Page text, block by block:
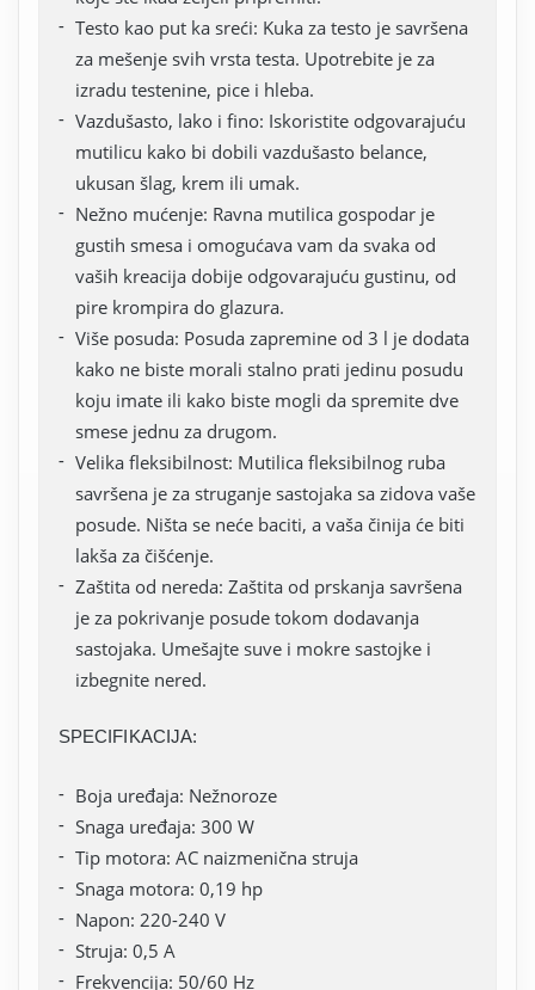
Testo kao put ka sreći: Kuka za testo je savršena
za mešenje svih vrsta testa. Upotrebite je za
izradu testenine, pice i hleba.
Vazdušasto, lako i fino: Iskoristite odgovarajuću
mutilicu kako bi dobili vazdušasto belance,
ukusan šlag, krem ili umak.
Nežno mućenje: Ravna mutilica gospodar je
gustih smesa i omogućava vam da svaka od
vaših kreacija dobije odgovarajuću gustinu, od
pire krompira do glazura.
Više posuda: Posuda zapremine od 3 l je dodata
kako ne biste morali stalno prati jedinu posudu
koju imate ili kako biste mogli da spremite dve
smese jednu za drugom.
Velika fleksibilnost: Mutilica fleksibilnog ruba
savršena je za struganje sastojaka sa zidova vaše
posude. Ništa se neće baciti, a vaša činija će biti
lakša za čišćenje.
Zaštita od nereda: Zaštita od prskanja savršena
je za pokrivanje posude tokom dodavanja
sastojaka. Umešajte suve i mokre sastojke i
izbegnite nered.
SPECIFIKACIJA:
Boja uređaja: Nežnoroze
Snaga uređaja: 300 W
Tip motora: AC naizmenična struja
Snaga motora: 0,19 hp
Napon: 220-240 V
Struja: 0,5 A
Frekvencija: 50/60 Hz